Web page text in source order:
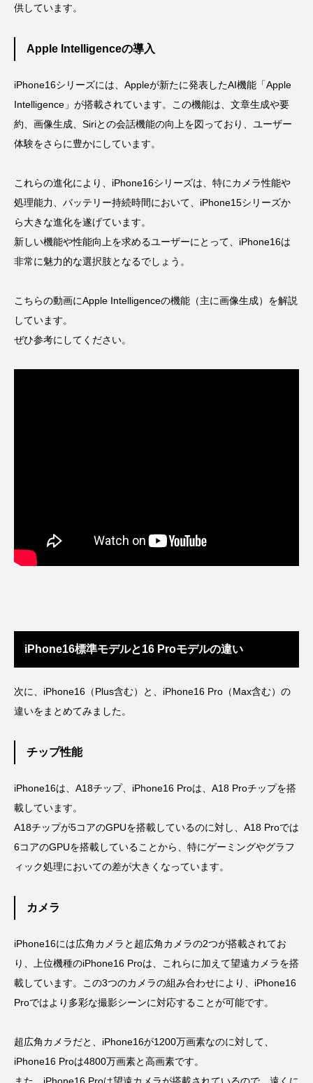
供しています。
Apple Intelligenceの導入
iPhone16シリーズには、Appleが新たに発表したAI機能「Apple
Intelligence」が搭載されています。この機能は、文章生成や要
約、画像生成、Siriとの会話機能の向上を図っており、ユーザー
体験をさらに豊かにしています。
これらの進化により、iPhone16シリーズは、特にカメラ性能や
処理能力、バッテリー持続時間において、iPhone15シリーズか
ら大きな進化を遂げています。
新しい機能や性能向上を求めるユーザーにとって、iPhone16は
非常に魅力的な選択肢となるでしょう。
こちらの動画にApple Intelligenceの機能（主に画像生成）を解説
しています。
ぜひ参考にしてください。
iPhone16標準モデルと16 Proモデルの違い
次に、iPhone16（Plus含む）と、iPhone16 Pro（Max含む）の
違いをまとめてみました。
チップ性能
iPhone16は、A18チップ、iPhone16 Proは、A18 Proチップを搭
載しています。
A18チップが5コアのGPUを搭載しているのに対し、A18 Proでは
6コアのGPUを搭載していることから、特にゲーミングやグラフ
ィック処理においての差が大きくなっています。
カメラ
iPhone16には広角カメラと超広角カメラの2つが搭載されてお
り、上位機種のiPhone16 Proは、これらに加えて望遠カメラを搭
載しています。この3つのカメラの組み合わせにより、iPhone16
Proではより多彩な撮影シーンに対応することが可能です。
超広角カメラだと、iPhone16が1200万画素なのに対して、
iPhone16 Proは4800万画素と高画素です。